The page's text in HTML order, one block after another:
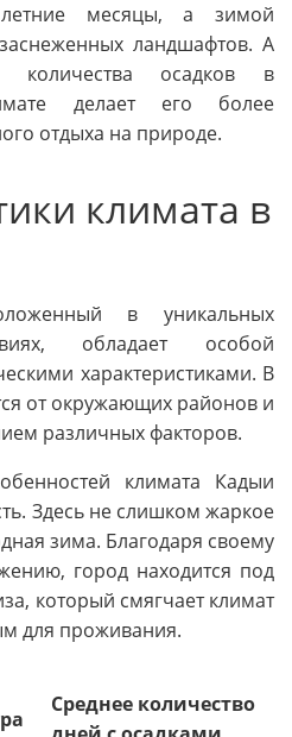
месяцы, а зимой
ландшафтов. А
количества осадков в
делает его более
отдыха на природе.
климата в
в уникальных
обладает особой
характеристиками. В
от окружающих районов и
различных факторов.
климата Кадыи
Здесь не слишком жаркое
зима. Благодаря своему
город находится под
который смягчает климат
для проживания.
Среднее количество